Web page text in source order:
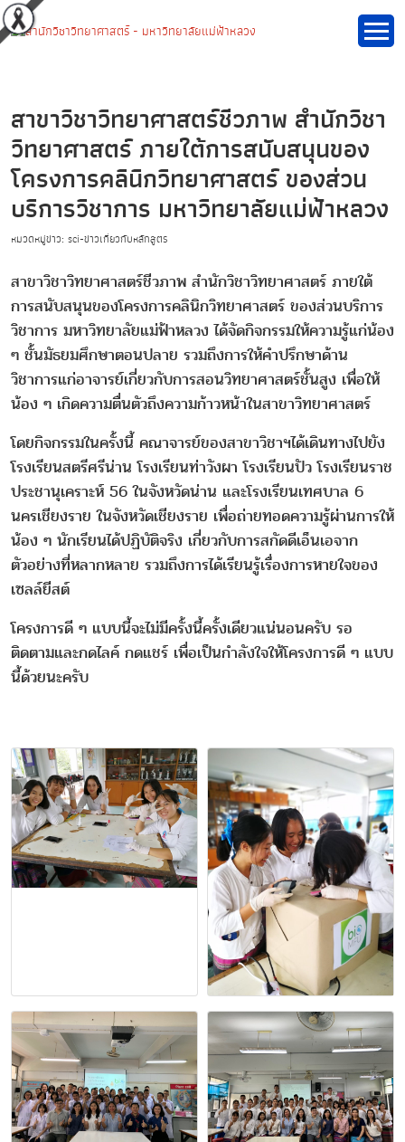
สาขาวิชาวิทยาศาสตร์ชีวภาพ สำนักวิชา
วิทยาศาสตร์ ภายใต้การสนับสนุนของ
โครงการคลินิกวิทยาศาสตร์ ของส่วน
บริการวิชาการ มหาวิทยาลัยแม่ฟ้าหลวง
หมวดหมู่ข่าว: sci-ข่าวเกี่ยวกับหลักสูตร
สาขาวิชาวิทยาศาสตร์ชีวภาพ สำนักวิชาวิทยาศาสตร์ ภายใต้
การสนับสนุนของโครงการคลินิกวิทยาศาสตร์ ของส่วนบริการ
วิชาการ มหาวิทยาลัยแม่ฟ้าหลวง ได้จัดกิจกรรมให้ความรู้แก่น้อง
ๆ ชั้นมัธยมศึกษาตอนปลาย รวมถึงการให้คำปรึกษาด้าน
วิชาการแก่อาจารย์เกี่ยวกับการสอนวิทยาศาสตร์ชั้นสูง เพื่อให้
น้อง ๆ เกิดความตื่นตัวถึงความก้าวหน้าในสาขาวิทยาศาสตร์
โดยกิจกรรมในครั้งนี้ คณาจารย์ของสาขาวิชาฯได้เดินทางไปยัง
โรงเรียนสตรีศรีน่าน โรงเรียนท่าวังผา โรงเรียนปัว โรงเรียนราช
ประชานุเคราะห์ 56 ในจังหวัดน่าน และโรงเรียนเทศบาล 6
นครเชียงราย ในจังหวัดเชียงราย เพื่อถ่ายทอดความรู้ผ่านการให้
น้อง ๆ นักเรียนได้ปฏิบัติจริง เกี่ยวกับการสกัดดีเอ็นเอจาก
ตัวอย่างที่หลากหลาย รวมถึงการได้เรียนรู้เรื่องการหายใจของ
เซลล์ยีสต์
โครงการดี ๆ แบบนี้จะไม่มีครั้งนี้ครั้งเดียวแน่นอนครับ รอ
ติดตามและกดไลค์ กดแชร์ เพื่อเป็นกำลังใจให้โครงการดี ๆ แบบ
นี้ด้วยนะครับ